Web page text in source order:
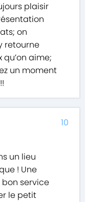
plaisir
on
retourne
aime;
un moment
un lieu
! Une
service
le petit
10